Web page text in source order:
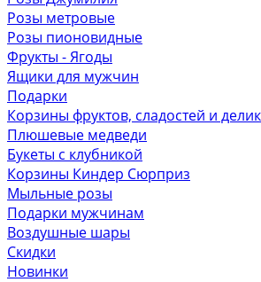
Розы метровые
Розы пионовидные
Фрукты - Ягоды
Ящики для мужчин
Подарки
Корзины фруктов, сладостей и
Плюшевые медведи
Букеты с клубникой
Корзины Киндер Сюрприз
Мыльные розы
Подарки мужчинам
Воздушные шары
Скидки
Новинки